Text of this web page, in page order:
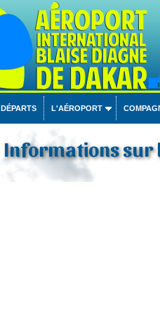
DÉPARTS L'AÉROPORT
Informations sur